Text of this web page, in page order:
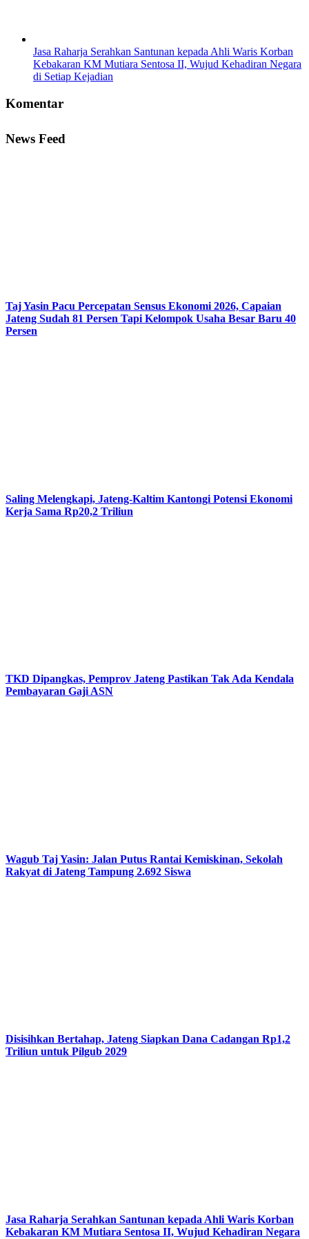
Jasa Raharja Serahkan Santunan kepada Ahli Waris Korban
Kebakaran KM Mutiara Sentosa II, Wujud Kehadiran Negara
di Setiap Kejadian
Komentar
News Feed
Taj Yasin Pacu Percepatan Sensus Ekonomi 2026, Capaian
Jateng Sudah 81 Persen Tapi Kelompok Usaha Besar Baru 40
Persen
Saling Melengkapi, Jateng-Kaltim Kantongi Potensi Ekonomi
Kerja Sama Rp20,2 Triliun
TKD Dipangkas, Pemprov Jateng Pastikan Tak Ada Kendala
Pembayaran Gaji ASN
Wagub Taj Yasin: Jalan Putus Rantai Kemiskinan, Sekolah
Rakyat di Jateng Tampung 2.692 Siswa
Disisihkan Bertahap, Jateng Siapkan Dana Cadangan Rp1,2
Triliun untuk Pilgub 2029
Jasa Raharja Serahkan Santunan kepada Ahli Waris Korban
Kebakaran KM Mutiara Sentosa II, Wujud Kehadiran Negara